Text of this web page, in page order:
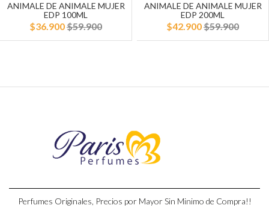
ANIMALE DE ANIMALE MUJER
EDP 100ML
$36.900$59.900
ANIMALE DE ANIMALE MUJER
EDP 200ML
$42.900$59.900
Perfumes Originales, Precios por Mayor Sin Minimo de Compra!!